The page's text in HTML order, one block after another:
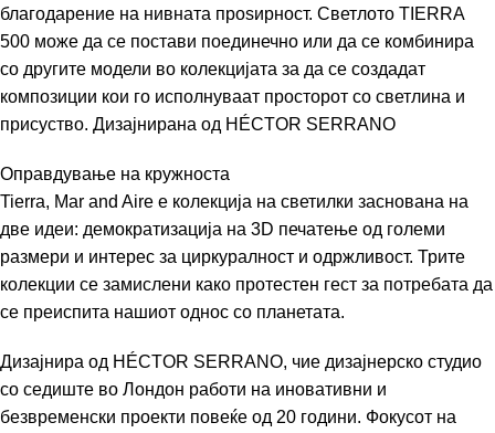
благодарение на нивната проѕирност. Светлото TIERRA
500 може да се постави поединечно или да се комбинира
со другите модели во колекцијата за да се создадат
композиции кои го исполнуваат просторот со светлина и
присуство. Дизајнирана од HÉCTOR SERRANO
Оправдување на кружноста
Tierra, Mar and Aire е колекција на светилки заснована на
две идеи: демократизација на 3D печатење од големи
размери и интерес за циркуралност и одржливост. Трите
колекции се замислени како протестен гест за потребата да
се преиспита нашиот однос со планетата.
Дизајнира од HÉCTOR SERRANO, чие дизајнерско студио
со седиште во Лондон работи на иновативни и
безвременски проекти повеќе од 20 години. Фокусот на